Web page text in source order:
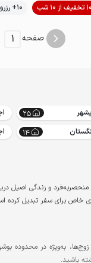
در نقشه
شب
10+ رزرو موفق
صفحه 1
25
14
و زندگی اصیل
خاص برای سفر تبدیل کرده
زوج‌ها، به‌ویژه در محدوده
باشید.